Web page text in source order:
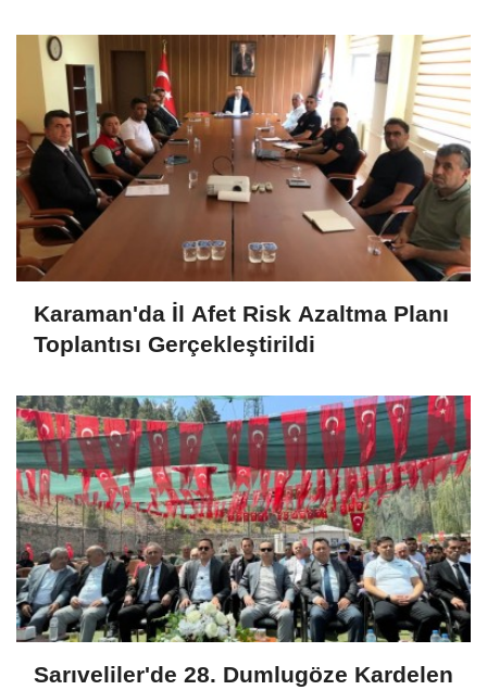
Karaman'da İl Afet Risk Azaltma Planı
Toplantısı Gerçekleştirildi
Sarıveliler'de 28. Dumlugöze Kardelen